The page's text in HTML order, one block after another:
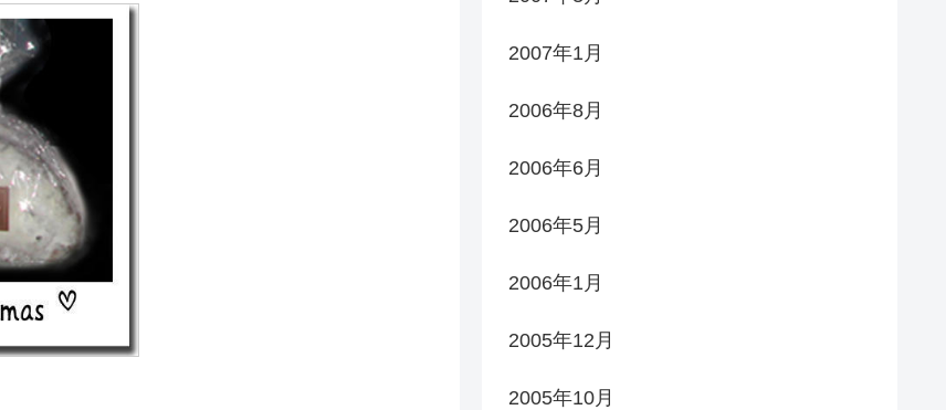
2007年1月
2006年8月
2006年6月
2006年5月
2006年1月
2005年12月
2005年10月